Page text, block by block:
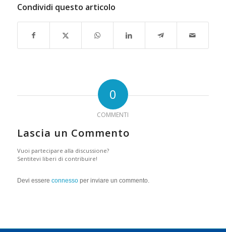
Condividi questo articolo
0
COMMENTI
Lascia un Commento
Vuoi partecipare alla discussione?
Sentitevi liberi di contribuire!
Devi essere connessoper inviare un commento.